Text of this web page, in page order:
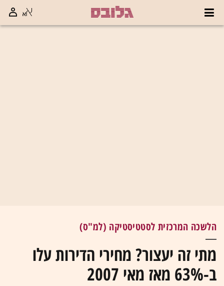
הלשכה המרכזית לסטטיסטיקה (למ"ס)
מתי זה יעצור? מחירי הדירות עלו
ב-63% מאז מאי 2007